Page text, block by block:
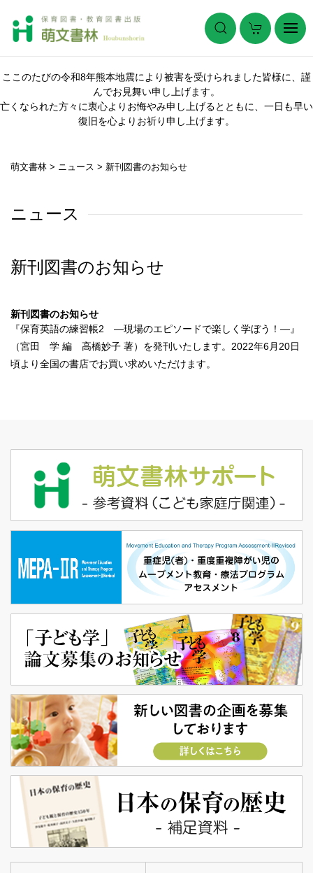
ここのたびの令和8年熊本地震により被害を受けられました皆様に、謹
んでお見舞い申し上げます。
亡くなられた方々に衷心よりお悔やみ申し上げるとともに、一日も早い
復旧を心よりお祈り申し上げます。
萌文書林 > ニュース > 新刊図書のお知らせ
ニュース
新刊図書のお知らせ
新刊図書のお知らせ
『保育英語の練習帳2 ―現場のエピソードで楽しく学ぼう！―』
（宮田 学 編 高橋妙子 著）を発刊いたします。2022年6月20日
頃より全国の書店でお買い求めいただけます。